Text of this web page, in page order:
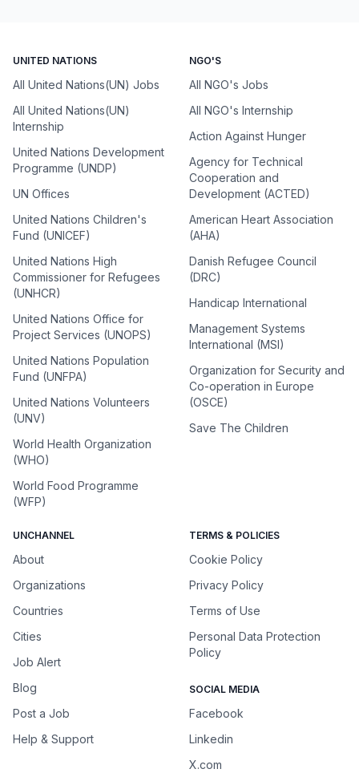
UNITED NATIONS
All United Nations(UN) Jobs
All United Nations(UN)
Internship
United Nations Development
Programme (UNDP)
UN Offices
United Nations Children's
Fund (UNICEF)
United Nations High
Commissioner for Refugees
(UNHCR)
United Nations Office for
Project Services (UNOPS)
United Nations Population
Fund (UNFPA)
United Nations Volunteers
(UNV)
World Health Organization
(WHO)
World Food Programme
(WFP)
NGO'S
All NGO's Jobs
All NGO's Internship
Action Against Hunger
Agency for Technical
Cooperation and
Development (ACTED)
American Heart Association
(AHA)
Danish Refugee Council
(DRC)
Handicap International
Management Systems
International (MSI)
Organization for Security and
Co-operation in Europe
(OSCE)
Save The Children
UNCHANNEL
About
Organizations
Countries
Cities
Job Alert
Blog
Post a Job
Help & Support
TERMS & POLICIES
Cookie Policy
Privacy Policy
Terms of Use
Personal Data Protection
Policy
SOCIAL MEDIA
Facebook
Linkedin
X.com